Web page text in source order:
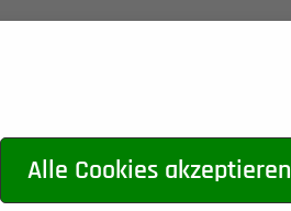
Alle Cookies akzeptieren